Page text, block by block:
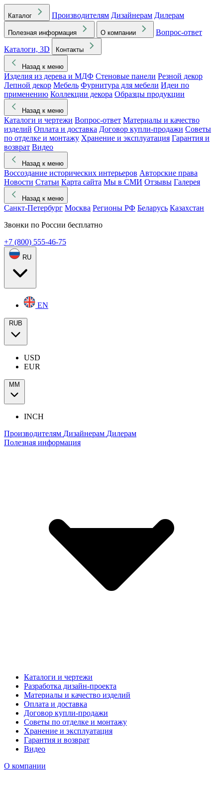
Каталог Производителям Дизайнерам Дилерам
Полезная информация О компании
Вопрос-ответ
Каталоги, 3D
Контакты
Назад к меню
Изделия из дерева и МДФ Стеновые панели Резной декор
Лепной декор Мебель Фурнитура для мебели Идеи по
применению Коллекции декора Образцы продукции
Назад к меню
Каталоги и чертежи Вопрос-ответ Материалы и качество
изделий Оплата и доставка Договор купли-продажи Советы
по отделке и монтажу Хранение и эксплуатация Гарантия и
возврат Видео
Назад к меню
Воссоздание исторических интерьеров Авторские права
Новости Статьи Карта сайта Мы в СМИ Отзывы Галерея
Назад к меню
Санкт-Петербург Москва Регионы РФ Беларусь Казахстан
Звонки по России бесплатно
+7 (800) 555-46-75
RU
EN
RUB
USD
EUR
ММ
INCH
Производителям Дизайнерам Дилерам
Полезная информация
Каталоги и чертежи
Разработка дизайн-проекта
Материалы и качество изделий
Оплата и доставка
Договор купли-продажи
Советы по отделке и монтажу
Хранение и эксплуатация
Гарантия и возврат
Видео
О компании